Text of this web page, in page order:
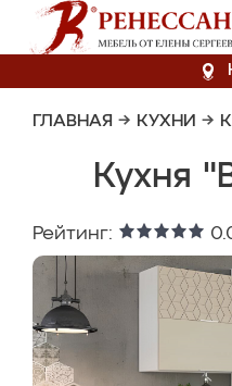
ГЛАВНАЯ → КУХНИ →
Кухня
Рейтинг: